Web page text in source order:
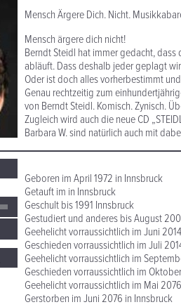
Mensch Ärgere Dich. Nicht.
Mensch ärgere dich nicht!
Berndt Steidl hat immer gedacht, dass
abläuft. Dass deshalb jeder geplagt
Oder ist doch alles vorherbestimmt
Genau rechtzeitig zum
von Berndt Steidl. Komisch. Zynisch.
Zugleich wird auch die neue CD
Barbara W. sind natürlich auch mit
Geboren im April 1972 in Innsbruck
Getauft im in Innsbruck
Geschult bis 1991 Innsbruck
Gestudiert und anderes bis August
Geehelicht vorraussichtlich im Juni
Geschieden vorraussichtlich im Juli
Geehelicht vorraussichtlich im
Geschieden vorraussichtlich im
Geehelicht vorraussichtlich im Mai
Gerstorben im Juni 2076 in Innsbruck